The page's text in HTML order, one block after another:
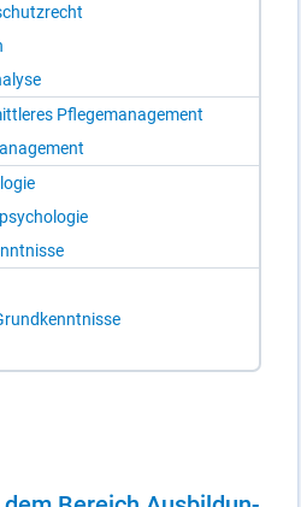
Pflegemanagement